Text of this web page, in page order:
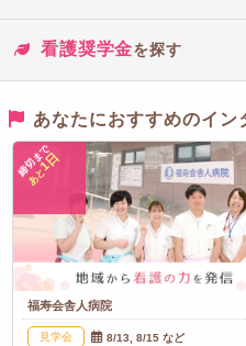
看護奨学金を探す
あなたにおすすめのイン
締切まで
あと
1日
福寿会舎人病院
見学会 8/13, 8/15 など